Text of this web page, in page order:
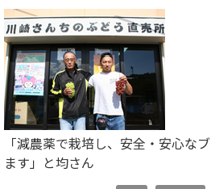
「減農薬で栽培し、安全・安心な
ます」と均さん